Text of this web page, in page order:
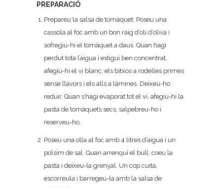
PREPARACIÓ
Prepareu la salsa de tomàquet. Poseu una
cassola al foc amb un bon raig d’oli d’oliva i
sofregiu-hi el tomàquet a daus. Quan hagi
perdut tota l’aigua i estigui ben concentrat,
afegiu-hi el vi blanc, els bitxos a rodelles primes
sense llavors i els alls a làmines. Deixeu-ho
reduir. Quan s’hagi evaporat tot el vi, afegiu-hi la
pasta de tomàquets secs, salpebreu-ho i
reserveu-ho.
Poseu una olla al foc amb 4 litres d’aigua i un
polsim de sal. Quan arrenqui el bull, coeu la
pasta i deixeu-la grenyal. Un cop cuita,
escorreula i barregeu-la amb la salsa de